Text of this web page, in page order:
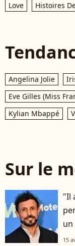
Love
Histoires
Angelina Jolie
Eve Gilles (Miss
Kylian Mbappé
Sur le
"Il
un
15